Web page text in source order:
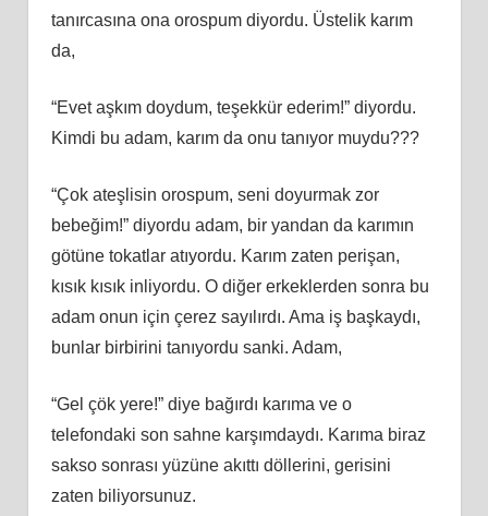
tanırcasına ona orospum diyordu. Üstelik karım
da,
“Evet aşkım doydum, teşekkür ederim!” diyordu.
Kimdi bu adam, karım da onu tanıyor muydu???
“Çok ateşlisin orospum, seni doyurmak zor
bebeğim!” diyordu adam, bir yandan da karımın
götüne tokatlar atıyordu. Karım zaten perişan,
kısık kısık inliyordu. O diğer erkeklerden sonra bu
adam onun için çerez sayılırdı. Ama iş başkaydı,
bunlar birbirini tanıyordu sanki. Adam,
“Gel çök yere!” diye bağırdı karıma ve o
telefondaki son sahne karşımdaydı. Karıma biraz
sakso sonrası yüzüne akıttı döllerini, gerisini
zaten biliyorsunuz.